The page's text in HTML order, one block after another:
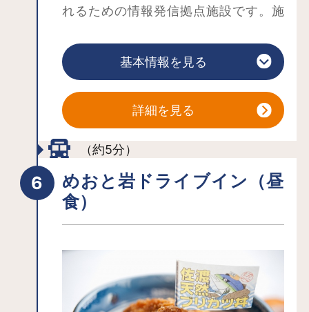
れるための情報発信拠点施設です。施
多様な映像手法や金銀山歴史絵巻等で
分かりやすく紹介します。
また、ガイドマップやガイドアプリを
活用し史跡やまち歩きの現地情報を提
供します。
【佐渡金銀山】
佐渡には金、銀などを産出する55の鉱
山（西三川砂金山、鶴子銀山、相川金
総称して「佐渡金銀山」と呼んでいま
す。佐渡金銀山は江戸時代からの400年
間に金78トン、銀2,330トンを産出し、
に大きな影響を与えました。
【尖閣湾】
約3㎞の海岸に広がる5つの小湾の総
称。ノルウェーの「ハルダンゲル・フ
ら、尖閣湾と名付けられました。30m
級の尖塔状の断崖が連なる景観が訪れ
る人々を圧倒します。一帯は海中公園
基本情報を見る
詳細を見る
（約5分）
めおと岩ドライブイン（昼
食）